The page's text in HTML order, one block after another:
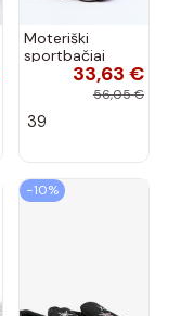
Moteriški
sportbačiai
juodos spalvos
33,63 €
56,05 €
39
−10%